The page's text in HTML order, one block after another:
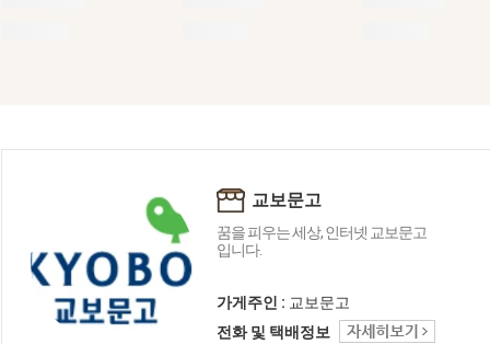
교보문고
꿈을 피우는 세상, 인터넷 교보문고
입니다.
가게주인 : 교보문고
전화 및 택배정보